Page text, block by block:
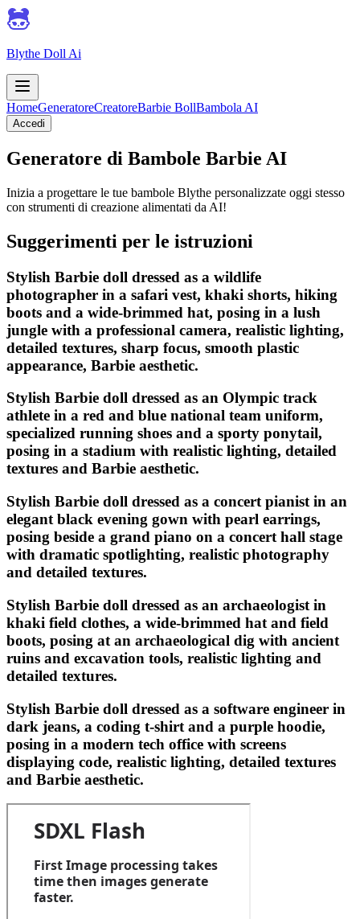
Blythe Doll Ai
HomeGeneratoreCreatoreBarbie BollBambola AI
Accedi
Generatore di Bambole Barbie AI
Inizia a progettare le tue bambole Blythe personalizzate oggi stesso
con strumenti di creazione alimentati da AI!
Suggerimenti per le istruzioni
Stylish Barbie doll dressed as a wildlife
photographer in a safari vest, khaki shorts, hiking
boots and a wide-brimmed hat, posing in a lush
jungle with a professional camera, realistic lighting,
detailed textures, sharp focus, smooth plastic
appearance, Barbie aesthetic.
Stylish Barbie doll dressed as an Olympic track
athlete in a red and blue national team uniform,
specialized running shoes and a sporty ponytail,
posing in a stadium with realistic lighting, detailed
textures and Barbie aesthetic.
Stylish Barbie doll dressed as a concert pianist in an
elegant black evening gown with pearl earrings,
posing beside a grand piano on a concert hall stage
with dramatic spotlighting, realistic photography
and detailed textures.
Stylish Barbie doll dressed as an archaeologist in
khaki field clothes, a wide-brimmed hat and field
boots, posing at an archaeological dig with ancient
ruins and excavation tools, realistic lighting and
detailed textures.
Stylish Barbie doll dressed as a software engineer in
dark jeans, a coding t-shirt and a purple hoodie,
posing in a modern tech office with screens
displaying code, realistic lighting, detailed textures
and Barbie aesthetic.